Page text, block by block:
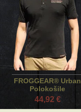
FROGGEAR® Urban
Polokošile
44,92 €